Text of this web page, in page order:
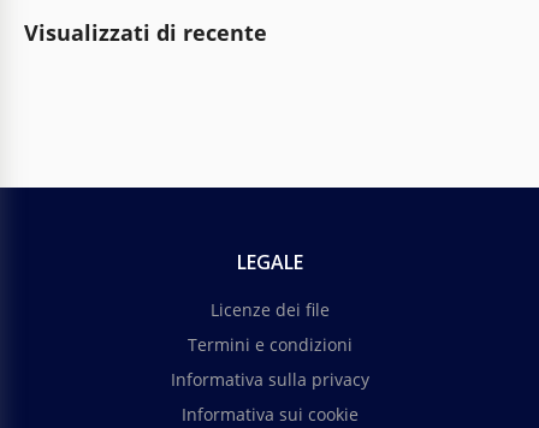
Visualizzati di recente
LEGALE
Licenze dei file
Termini e condizioni
Informativa sulla privacy
Informativa sui cookie